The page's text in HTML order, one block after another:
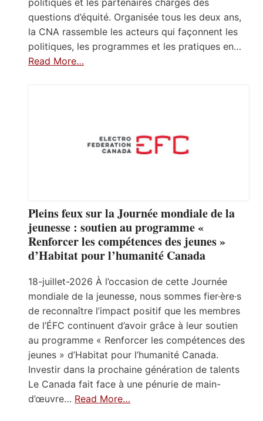
questions d’équité. Organisée tous les deux ans,
la CNA rassemble les acteurs qui façonnent les
politiques, les programmes et les pratiques en…
Read More…
Pleins feux sur la Journée mondiale de la
jeunesse : soutien au programme «
Renforcer les compétences des jeunes »
d’Habitat pour l’humanité Canada
18-juillet-2026 À l’occasion de cette Journée
mondiale de la jeunesse, nous sommes fier·ère·s
de reconnaître l’impact positif que les membres
de l’ÉFC continuent d’avoir grâce à leur soutien
au programme « Renforcer les compétences des
jeunes » d’Habitat pour l’humanité Canada.
Investir dans la prochaine génération de talents
Le Canada fait face à une pénurie de main-
d’œuvre… Read More…